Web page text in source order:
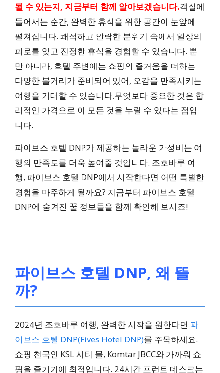
될 수 있는지, 지금부터 함께 알아보겠습니다.객실에
들어서는 순간, 완벽한 휴식을 위한 공간이 눈앞에
펼쳐집니다. 쾌적하고 안락한 분위기 속에서 일상의
피로를 잊고 진정한 휴식을 경험할 수 있습니다. 뿐
만 아니라, 호텔 주변에는 쇼핑의 즐거움을 더하는
다양한 볼거리가 준비되어 있어, 오감을 만족시키는
여행을 기대할 수 있습니다.무엇보다 중요한 것은 합
리적인 가격으로 이 모든 것을 누릴 수 있다는 점입
니다.
파이브스 호텔 DNP가 제공하는 놀라운 가성비는 여
행의 만족도를 더욱 높여줄 것입니다. 조호바루 여
행, 파이브스 호텔 DNP에서 시작한다면 어떤 특별한
경험을 마주하게 될까요? 지금부터 파이브스 호텔
DNP에 숨겨진 꿀 정보들을 함께 확인해 보시죠!
파이브스 호텔 DNP, 왜 뜰
까?
2024년 조호바루 여행, 완벽한 시작을 원한다면 파
이브스 호텔 DNP(Fives Hotel DNP)를 주목하세요.
쇼핑 천국인 KSL 시티 몰, Komtar JBCC와 가까워 쇼
핑을 즐기기에 최적입니다. 24시간 프런트 데스크는